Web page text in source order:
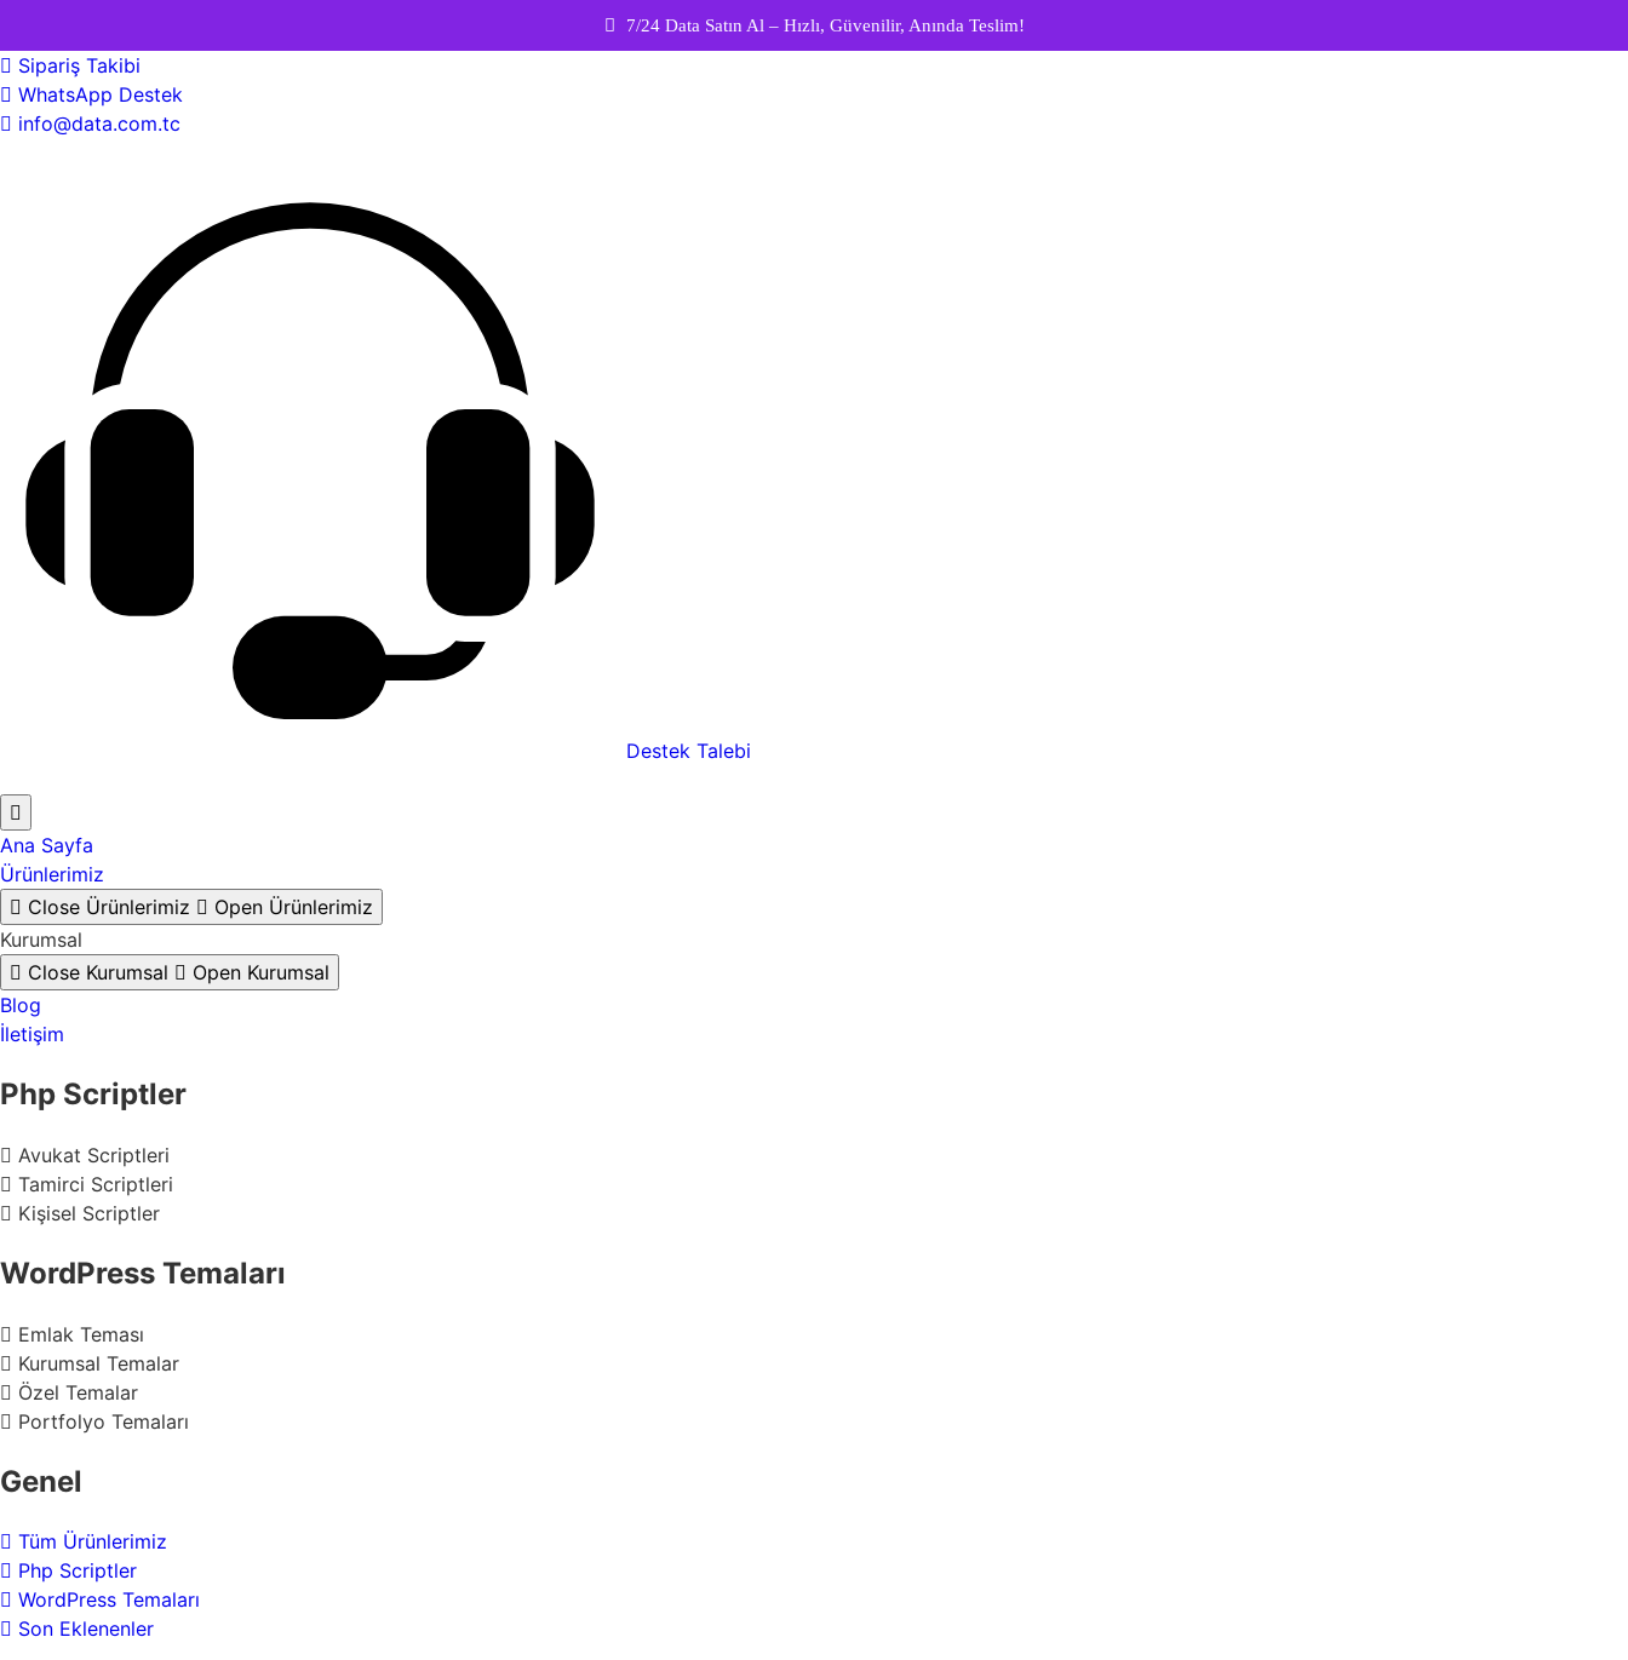
7/24 Data Satın Al – Hızlı, Güvenilir, Anında Teslim!
Sipariş Takibi
WhatsApp Destek
info@data.com.tc
Destek Talebi
Ana Sayfa
Ürünlerimiz
Close Ürünlerimiz
Open Ürünlerimiz
Kurumsal
Close Kurumsal
Open Kurumsal
Blog
İletişim
Php Scriptler
Avukat Scriptleri
Tamirci Scriptleri
Kişisel Scriptler
WordPress Temaları
Emlak Teması
Kurumsal Temalar
Özel Temalar
Portfolyo Temaları
Genel
Tüm Ürünlerimiz
Php Scriptler
WordPress Temaları
Son Eklenenler